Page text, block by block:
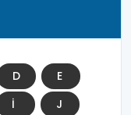
D
E
İ
J